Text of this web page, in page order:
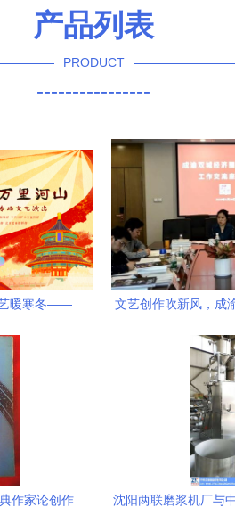
产品列表
PRODUCT
----------------
艺暖寒冬——
文艺创作吹新风，成
作家论创作
沈阳两联磨浆机厂与